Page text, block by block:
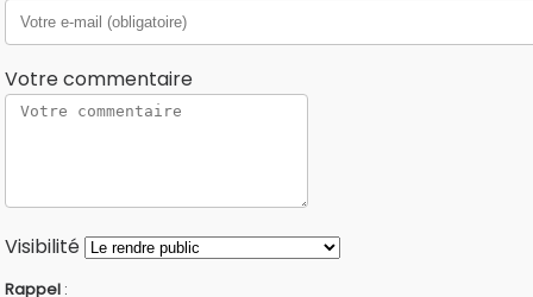
Votre commentaire
Visibilité
Rappel :